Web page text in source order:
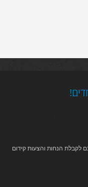
לקבלת הנחות והצעות קידום